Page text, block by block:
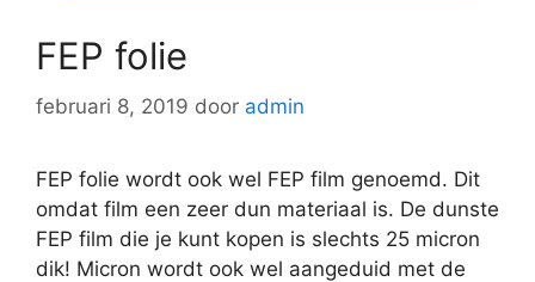
FEP folie
februari 8, 2019 door admin
FEP folie wordt ook wel FEP film genoemd. Dit
omdat film een zeer dun materiaal is. De dunste
FEP film die je kunt kopen is slechts 25 micron
dik! Micron wordt ook wel aangeduid met de